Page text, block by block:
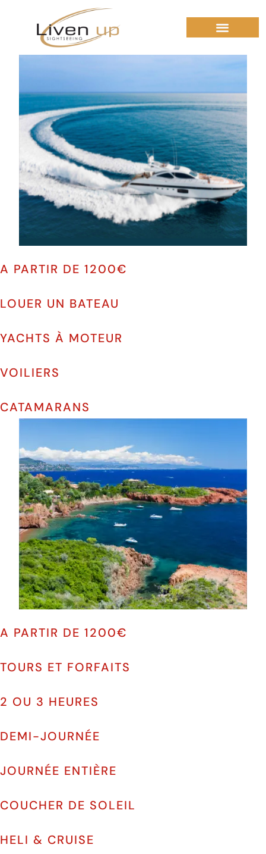
A PARTIR DE 1200€
LOUER UN BATEAU
YACHTS À MOTEUR
VOILIERS
CATAMARANS
A PARTIR DE 1200€
TOURS ET FORFAITS
2 OU 3 HEURES
DEMI-JOURNÉE
JOURNÉE ENTIÈRE
COUCHER DE SOLEIL
HELI & CRUISE